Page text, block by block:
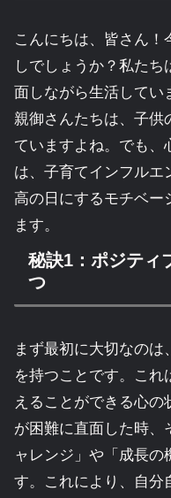
こんにちは、皆さん
しでしょうか？私た
面しながら生活してい
親御さんたちは、子供
ていますよね。でも、
は、子育てインフルエ
高の日にするモチベー
ます。
秘訣1：ポジティ
つ
まず最初に大切なのは
を持つことです。これ
えることができる心
が困難に直面した時、
ャレンジ」や「成長の
す。これにより、自分